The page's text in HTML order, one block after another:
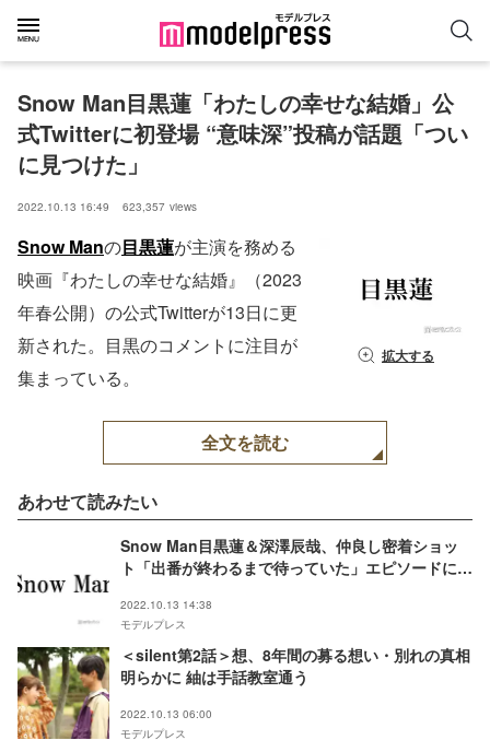
Snow Man目黒蓮「わたしの幸せな結婚」公
式Twitterに初登場 “意味深”投稿が話題「つい
に見つけた」
2022.10.13 16:49 623,357 views
拡大する
Snow Manの目黒蓮が主演を務める
映画『わたしの幸せな結婚』（2023
年春公開）の公式Twitterが13日に更
新された。目黒のコメントに注目が
集まっている。
全文を読む
あわせて読みたい
Snow Man目黒蓮＆深澤辰哉、仲良し密着ショッ
ト「出番が終わるまで待っていた」エピソードにも
2022.10.13 14:38
モデルプレス
＜silent第2話＞想、8年間の募る想い・別れの真相
明らかに 紬は手話教室通う
2022.10.13 06:00
モデルプレス